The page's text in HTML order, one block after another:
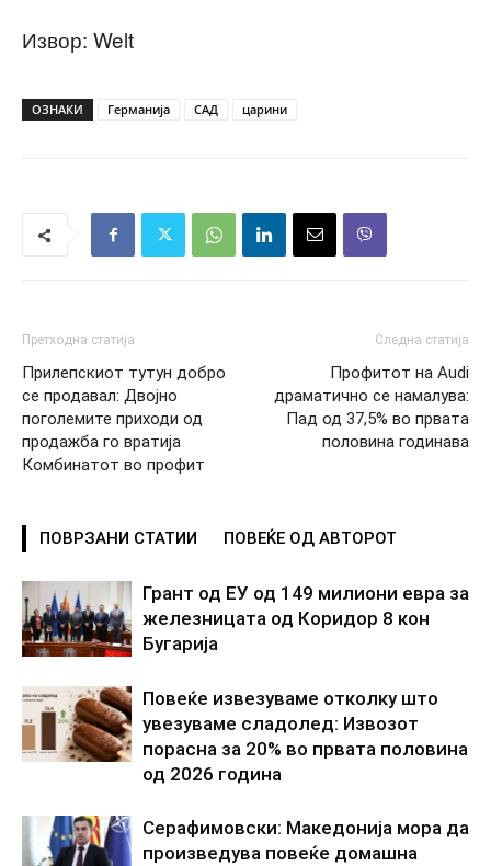
Извор: Welt
ОЗНАКИ Германија САД царини
Претходна статија
Прилепскиот тутун добро
се продавал: Двојно
поголемите приходи од
продажба го вратија
Комбинатот во профит
Следна статија
Профитот на Audi
драматично се намалува:
Пад од 37,5% во првата
половина годинава
ПОВРЗАНИ СТАТИИ ПОВЕЌЕ ОД АВТОРОТ
Грант од ЕУ од 149 милиони евра за
железницата од Коридор 8 кон
Бугарија
Повеќе извезуваме отколку што
увезуваме сладолед: Извозот
порасна за 20% во првата половина
од 2026 година
Серафимовски: Македонија мора да
произведува повеќе домашна